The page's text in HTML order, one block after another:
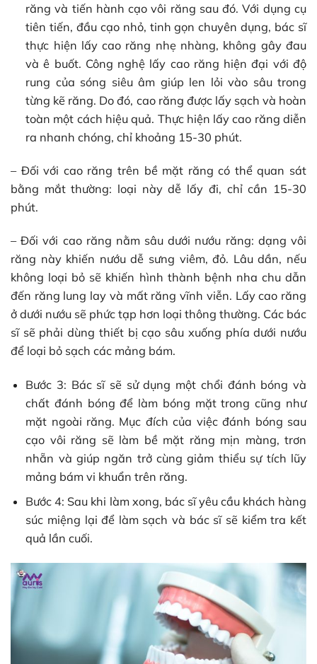
răng và tiến hành cạo vôi răng sau đó. Với dụng cụ
tiên tiến, đầu cạo nhỏ, tinh gọn chuyên dụng, bác sĩ
thực hiện lấy cao răng nhẹ nhàng, không gây đau
và ê buốt. Công nghệ lấy cao răng hiện đại với độ
rung của sóng siêu âm giúp len lỏi vào sâu trong
từng kẽ răng. Do đó, cao răng được lấy sạch và hoàn
toàn một cách hiệu quả. Thực hiện lấy cao răng diễn
ra nhanh chóng, chỉ khoảng 15-30 phút.
– Đối với cao răng trên bề mặt răng có thể quan sát
bằng mắt thường: loại này dễ lấy đi, chỉ cần 15-30
phút.
– Đối với cao răng nằm sâu dưới nướu răng: dạng vôi
răng này khiến nướu dễ sưng viêm, đỏ. Lâu dần, nếu
không loại bỏ sẽ khiến hình thành bệnh nha chu dẫn
đến răng lung lay và mất răng vĩnh viễn. Lấy cao răng
ở dưới nướu sẽ phức tạp hơn loại thông thường. Các bác
sĩ sẽ phải dùng thiết bị cạo sâu xuống phía dưới nướu
để loại bỏ sạch các mảng bám.
Bước 3: Bác sĩ sẽ sử dụng một chổi đánh bóng và
chất đánh bóng để làm bóng mặt trong cũng như
mặt ngoài răng. Mục đích của việc đánh bóng sau
cạo vôi răng sẽ làm bề mặt răng mịn màng, trơn
nhẵn và giúp ngăn trở cùng giảm thiểu sự tích lũy
mảng bám vi khuẩn trên răng.
Bước 4: Sau khi làm xong, bác sĩ yêu cầu khách hàng
súc miệng lại để làm sạch và bác sĩ sẽ kiểm tra kết
quả lần cuối.